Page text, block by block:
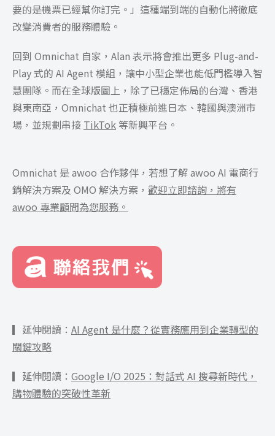
要的是機票已經幫你訂完。」這種端到端的自動化將徹底
改變消費者的服務體驗。
回到 Omnichat 自家，Alan 表示將會推出更多 Plug-and-
Play 式的 AI Agent 模組，讓中小型企業也能低門檻導入智
慧團隊。而在全球版圖上，除了已穩定佈局的台灣、香港
與東南亞，Omnichat 也正積極前進日本、韓國與澳洲市
場，並規劃串接 TikTok 等新興平台。
Omnichat 是 awoo 合作夥伴， 若想了解 awoo AI 電商行
銷解決方案及 OMO 解決方案， 歡迎立即諮詢，將有
awoo 專業顧問為您服務。
▎延伸閱讀： AI Agent 是什麼？從實務應用到企業轉型的
關鍵攻略
▎延伸閱讀： Google I/O 2025：對話式 AI 搜尋新時代，
購物體驗的突破性革新